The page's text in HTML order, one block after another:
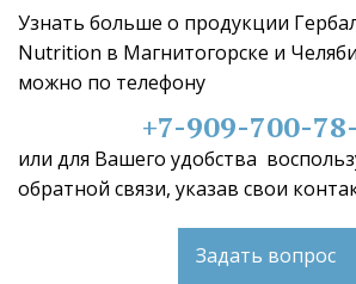
Узнать больше о продукции
Nutrition в Магнитогорске и
можно по телефону
+7-909-700-
или для Вашего удобства
обратной связи, указав свои
Задать вопрос